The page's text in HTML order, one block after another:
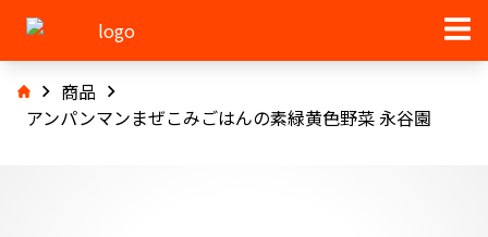
商品
アンパンマンまぜこみごはんの素緑黄色野菜 永谷園